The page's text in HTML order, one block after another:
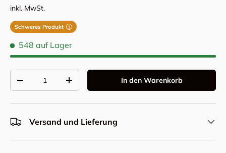
inkl. MwSt.
Schweres Produkt ?
548 auf Lager
Menge verringernMenge erhöhen In den Warenkorb
Versand und Lieferung